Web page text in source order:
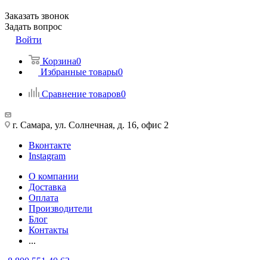
Заказать звонок
Задать вопрос
Войти
Корзина0
Избранные товары0
Сравнение товаров0
г. Самара, ул. Солнечная, д. 16, офис 2
Вконтакте
Instagram
О компании
Доставка
Оплата
Производители
Блог
Контакты
...